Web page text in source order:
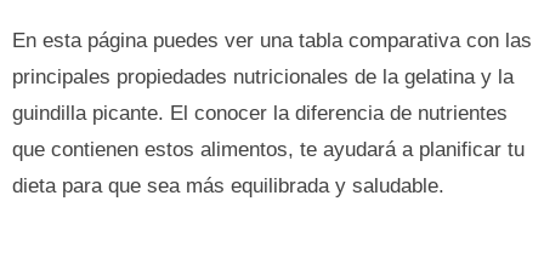
En esta página puedes ver una tabla comparativa con las
principales propiedades nutricionales de la gelatina y la
guindilla picante. El conocer la diferencia de nutrientes
que contienen estos alimentos, te ayudará a planificar tu
dieta para que sea más equilibrada y saludable.